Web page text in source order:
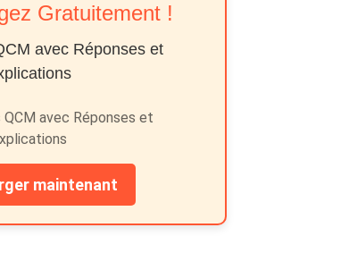
Gratuitement !
avec Réponses et
maintenant